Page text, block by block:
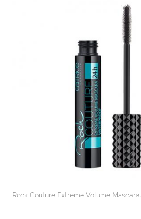
Rock Couture Extreme Volume